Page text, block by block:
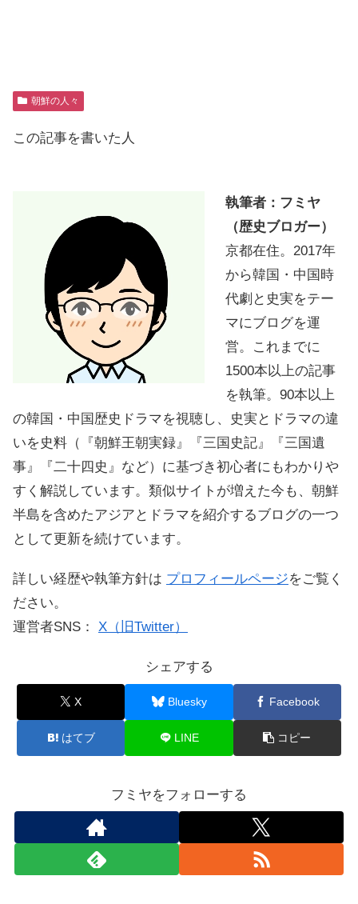
朝鮮の人々
この記事を書いた人
執筆者：フミヤ
（歴史ブロガー）
京都在住。2017年
から韓国・中国時
代劇と史実をテー
マにブログを運
営。これまでに
1500本以上の記事
を執筆。90本以上
の韓国・中国歴史ドラマを視聴し、史実とドラマの違
いを史料（『朝鮮王朝実録』『三国史記』『三国遺
事』『二十四史』など）に基づき初心者にもわかりや
すく解説しています。類似サイトが増えた今も、朝鮮
半島を含めたアジアとドラマを紹介するブログの一つ
として更新を続けています。
詳しい経歴や執筆方針は プロフィールページをご覧く
ださい。
運営者SNS： X（旧Twitter）
シェアする
X Bluesky Facebook
はてブ LINE コピー
フミヤをフォローする